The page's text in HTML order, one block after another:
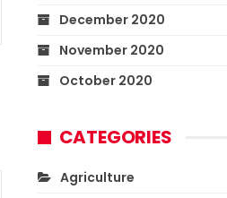
December 2020
November 2020
October 2020
CATEGORIES
Agriculture